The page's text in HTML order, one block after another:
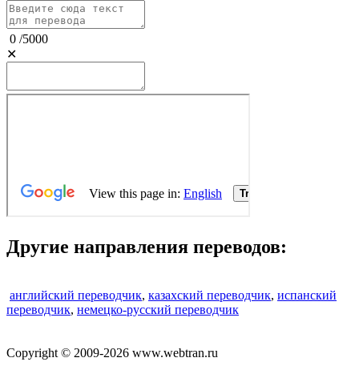
0 /5000
✕
Другие направления переводов:
английский переводчик, казахский переводчик, испанский
переводчик, немецко-русский переводчик
Copyright © 2009-2026 www.webtran.ru